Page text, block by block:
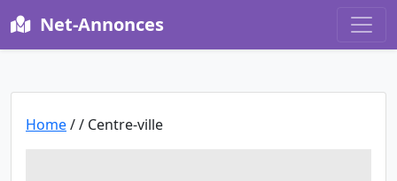
Net-Annonces
Home// Centre-ville